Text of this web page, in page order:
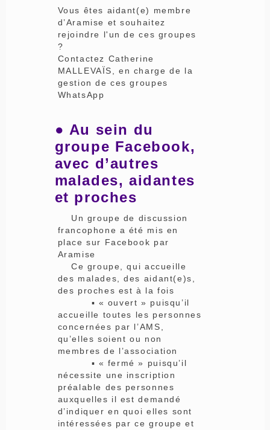
Vous êtes aidant(e) membre
d’Aramise et souhaitez
rejoindre l'un de ces groupes
?
Contactez Catherine
MALLEVAÏS, en charge de la
gestion de ces groupes
WhatsApp
● Au sein du
groupe Facebook,
avec d’autres
malades, aidantes
et proches
Un groupe de discussion
francophone a été mis en
place sur Facebook par
Aramise
Ce groupe, qui accueille
des malades, des aidant(e)s,
des proches est à la fois
▪ « ouvert » puisqu’il
accueille toutes les personnes
concernées par l’AMS,
qu’elles soient ou non
membres de l’association
▪ « fermé » puisqu’il
nécessite une inscription
préalable des personnes
auxquelles il est demandé
d’indiquer en quoi elles sont
intéressées par ce groupe et